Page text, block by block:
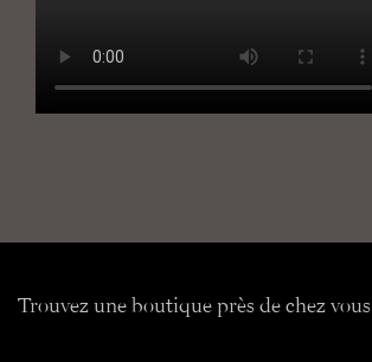
Trouvez une boutique près de chez vous